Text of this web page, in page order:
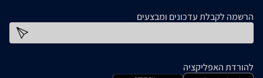
הרשמה לקבלת עדכונים ומבצעים
להורדת האפליקציה